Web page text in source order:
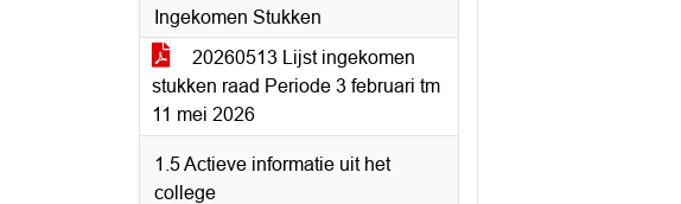
Ingekomen Stukken
20260513 Lijst ingekomen
stukken raad Periode 3 februari tm
11 mei 2026
1.5 Actieve informatie uit het
college